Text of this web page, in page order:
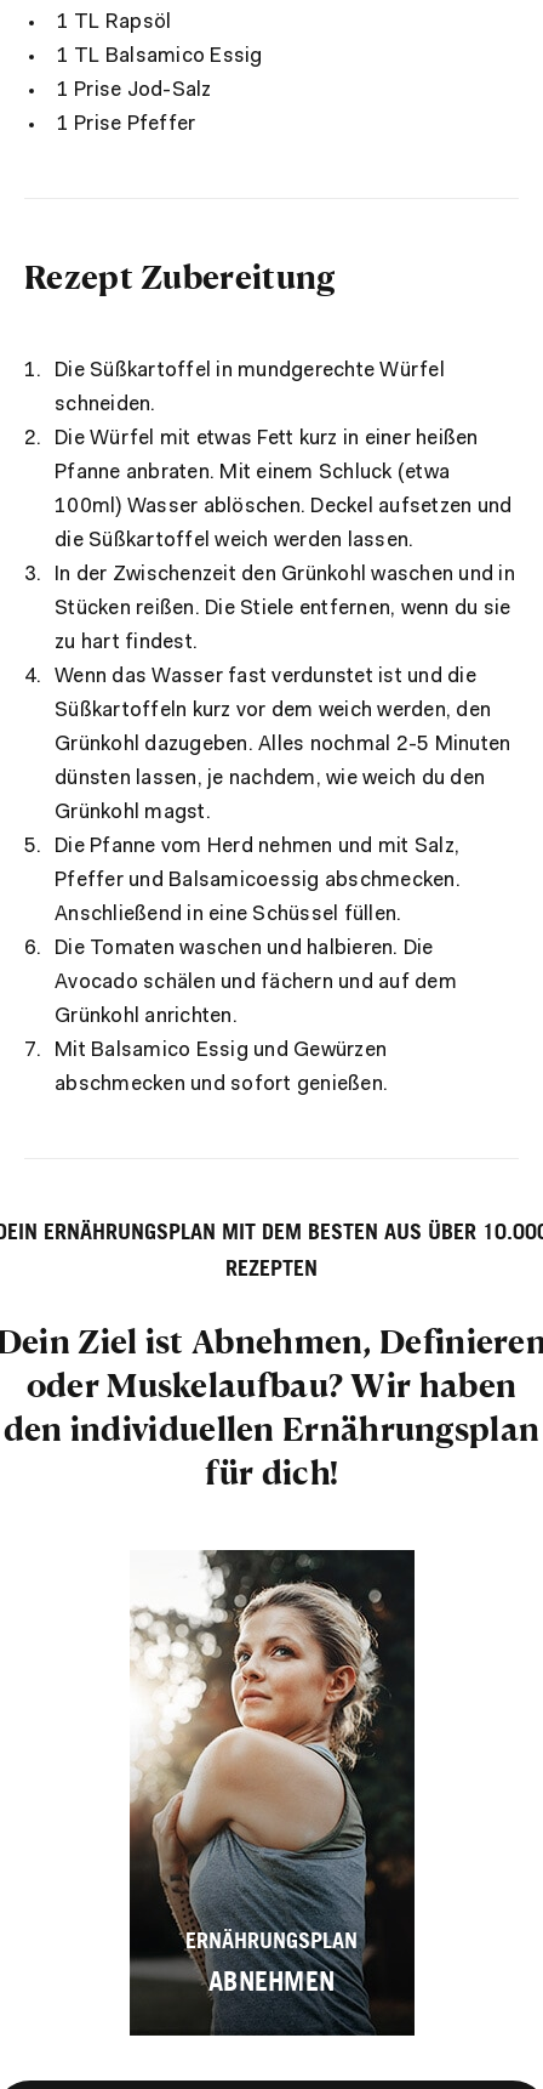
1 TL Rapsöl
1 TL Balsamico Essig
1 Prise Jod-Salz
1 Prise Pfeffer
Rezept Zubereitung
Die Süßkartoffel in mundgerechte Würfel
schneiden.
Die Würfel mit etwas Fett kurz in einer heißen
Pfanne anbraten. Mit einem Schluck (etwa
100ml) Wasser ablöschen. Deckel aufsetzen und
die Süßkartoffel weich werden lassen.
In der Zwischenzeit den Grünkohl waschen und in
Stücken reißen. Die Stiele entfernen, wenn du sie
zu hart findest.
Wenn das Wasser fast verdunstet ist und die
Süßkartoffeln kurz vor dem weich werden, den
Grünkohl dazugeben. Alles nochmal 2-5 Minuten
dünsten lassen, je nachdem, wie weich du den
Grünkohl magst.
Die Pfanne vom Herd nehmen und mit Salz,
Pfeffer und Balsamicoessig abschmecken.
Anschließend in eine Schüssel füllen.
Die Tomaten waschen und halbieren. Die
Avocado schälen und fächern und auf dem
Grünkohl anrichten.
Mit Balsamico Essig und Gewürzen
abschmecken und sofort genießen.
ERNÄHRUNGSPLAN MIT DEM BESTEN AUS ÜBER
REZEPTEN
Ziel ist Abnehmen,
oder Muskelaufbau? Wir haben
den individuellen Ernährungsplan
für dich!
ERNÄHRUNGSPLAN
ABNEHMEN